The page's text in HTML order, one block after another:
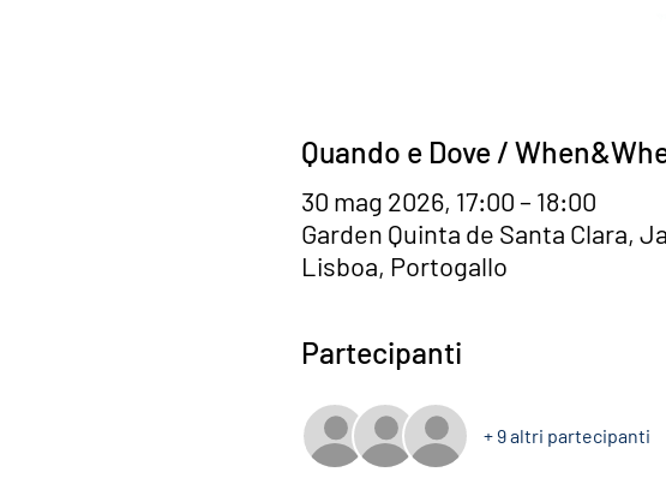
Quando e Dove /
30 mag 2026, 17:00 – 18:00
Garden Quinta de Santa Clara,
Lisboa, Portogallo
Partecipanti
+ 9 altri partecipanti